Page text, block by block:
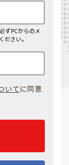
ずPCからのメ
さい。
いて に同意